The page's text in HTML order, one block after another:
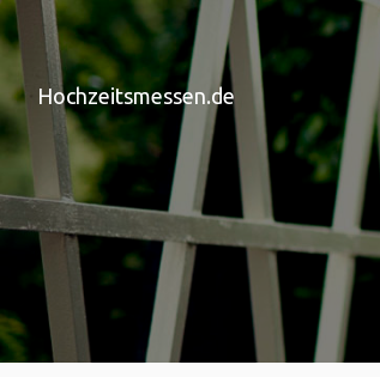
Hochzeitsmessen.de